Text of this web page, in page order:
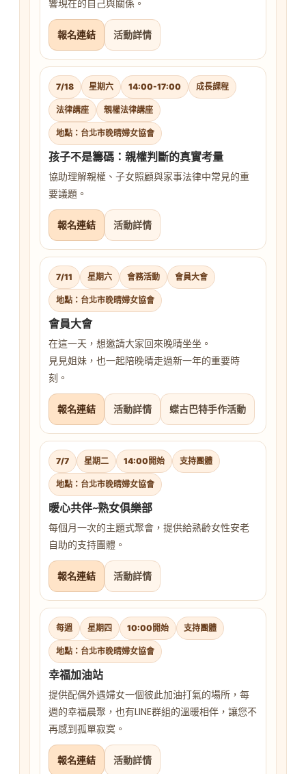
響現在的自己與關係。
報名連結 活動詳情
7/18 星期六 14:00-17:00 成長課程
法律講座 親權法律講座
地點：台北市晚晴婦女協會
孩子不是籌碼：親權判斷的真實考量
協助理解親權、子女照顧與家事法律中常見的重
要議題。
報名連結 活動詳情
7/11 星期六 會務活動 會員大會
地點：台北市晚晴婦女協會
會員大會
在這一天，想邀請大家回來晚晴坐坐。
見見姐妹，也一起陪晚晴走過新一年的重要時
刻。
報名連結 活動詳情 蝶古巴特手作活動
7/7 星期二 14:00開始 支持團體
地點：台北市晚晴婦女協會
暖心共伴~熟女俱樂部
每個月一次的主題式聚會，提供給熟齡女性安老
自助的支持團體。
報名連結 活動詳情
每週 星期四 10:00開始 支持團體
地點：台北市晚晴婦女協會
幸福加油站
提供配偶外遇婦女一個彼此加油打氣的場所，每
週的幸福晨聚，也有LINE群組的溫暖相伴，讓您不
再感到孤單寂寞。
報名連結 活動詳情